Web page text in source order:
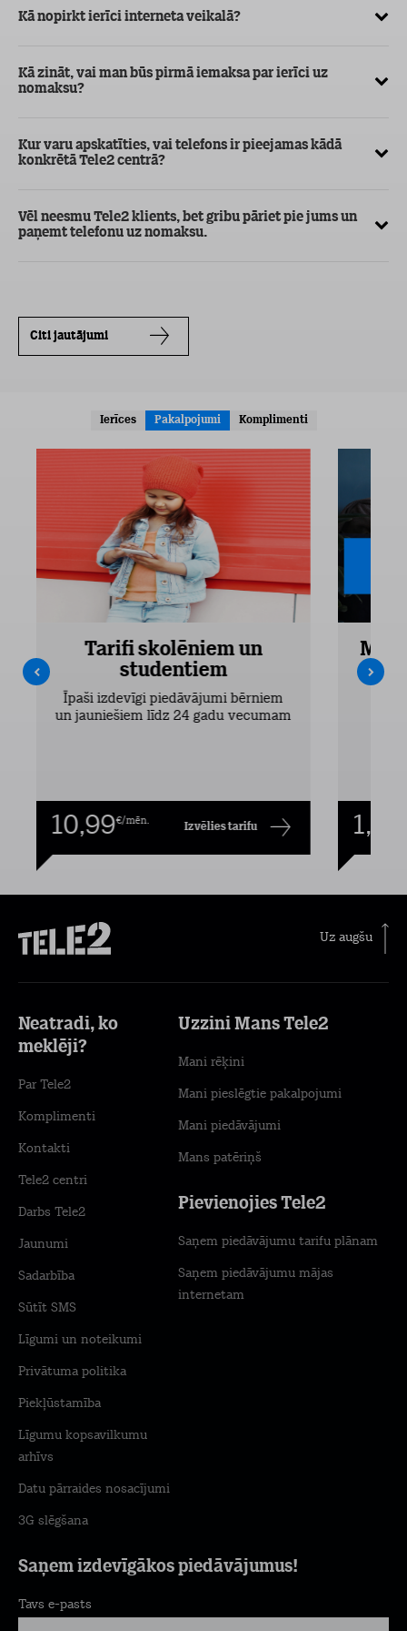
Kā nopirkt ierīci interneta veikalā?
Kā zināt, vai man būs pirmā iemaksa par ierīci uz
nomaksu?
Kur varu apskatīties, vai telefons ir pieejamas kādā
konkrētā Tele2 centrā?
Vēl neesmu Tele2 klients, bet gribu pāriet pie jums un
paņemt telefonu uz nomaksu.
Citi jautājumi
Ierīces Pakalpojumi Komplimenti
Tarifi skolēniem un
studentiem
Īpaši izdevīgi piedāvājumi bērniem
un jauniešiem līdz 24 gadu vecumam
10,99€/mēn. Izvēlies tarifu 1,00
Uz augšu
Saņem izdevīgākos piedāvājumus!
Tavs e-pasts
Neatradi, ko
meklēji?
Par Tele2
Komplimenti
Kontakti
Tele2 centri
Darbs Tele2
Jaunumi
Sadarbība
Sūtīt SMS
Līgumi un noteikumi
Privātuma politika
Piekļūstamība
Līgumu kopsavilkumu
arhīvs
Datu pārraides nosacījumi
3G slēgšana
Uzzini Mans Tele2
Mani rēķini
Mani pieslēgtie pakalpojumi
Mani piedāvājumi
Mans patēriņš
Pievienojies Tele2
Saņem piedāvājumu tarifu plānam
Saņem piedāvājumu mājas
internetam